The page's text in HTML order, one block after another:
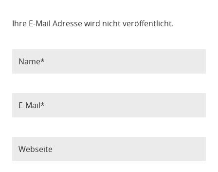
Ihre E-Mail Adresse wird nicht veröffentlicht.